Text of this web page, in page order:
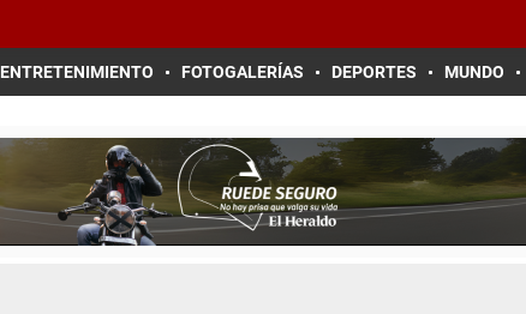
ENTRETENIMIENTO FOTOGALERÍAS DEPORTES MUNDO